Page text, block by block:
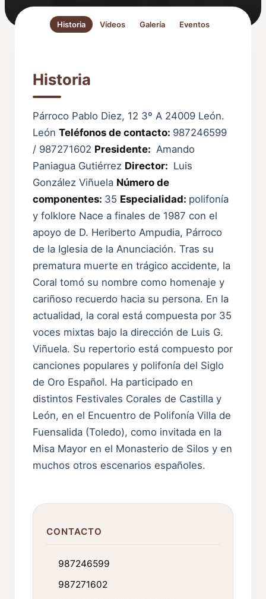
Historia Vídeos Galería Eventos
Historia
Párroco Pablo Diez, 12 3º A 24009 León.
LeónTeléfonos de contacto: 987246599
/ 987271602 Presidente: Amando
Paniagua Gutiérrez Director: Luis
González Viñuela Número de
componentes: 35 Especialidad: polifonía
y folklore Nace a finales de 1987 con el
apoyo de D. Heriberto Ampudia, Párroco
de la Iglesia de la Anunciación. Tras su
prematura muerte en trágico accidente, la
Coral tomó su nombre como homenaje y
cariñoso recuerdo hacia su persona. En la
actualidad, la coral está compuesta por 35
voces mixtas bajo la dirección de Luis G.
Viñuela. Su repertorio está compuesto por
canciones populares y polifonía del Siglo
de Oro Español. Ha participado en
distintos Festivales Corales de Castilla y
León, en el Encuentro de Polifonía Villa de
Fuensalida (Toledo), como invitada en la
Misa Mayor en el Monasterio de Silos y en
muchos otros escenarios españoles.
CONTACTO
987246599
987271602